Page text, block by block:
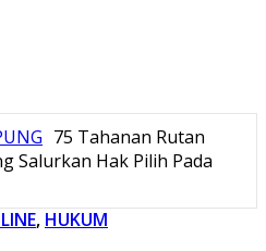
75 Tahanan Rutan
Salurkan Hak Pilih Pada
, HUKUM